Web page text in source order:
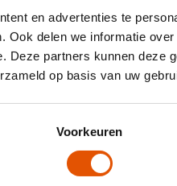
en advertenties te
Ook delen we informatie
Deze partners kunnen deze
op basis van uw
Voorkeuren
"Met de Duurzame
drie jaar geleden
hebben allemaal
schakelen is
dat hebben we